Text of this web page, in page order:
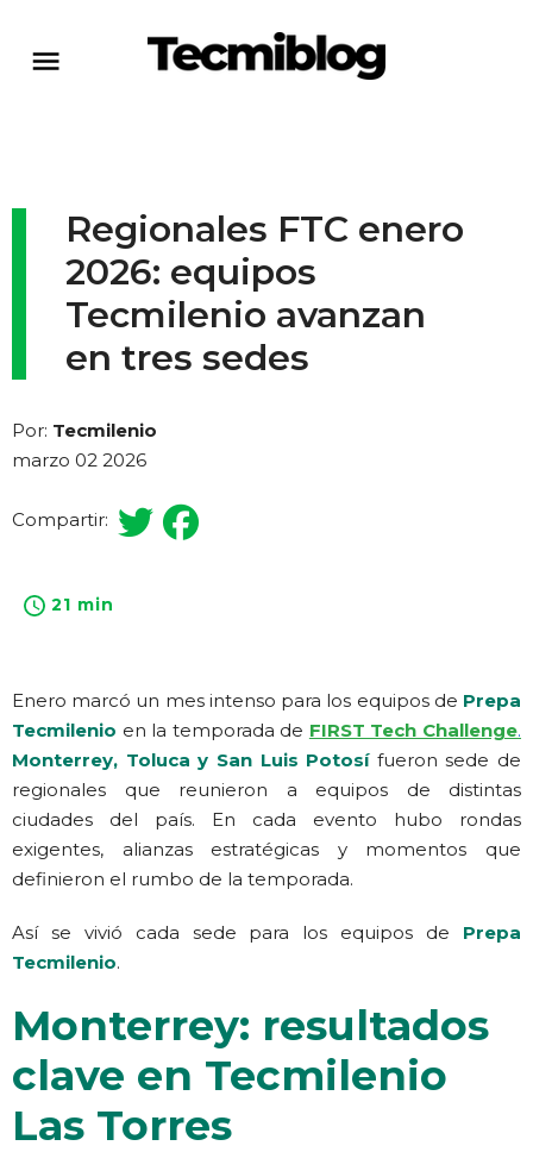
Regionales FTC enero
2026: equipos
Tecmilenio avanzan
en tres sedes
Por: Tecmilenio
marzo 02 2026
Compartir:
21 min
Enero marcó un mes intenso para los equipos de Prepa
Tecmilenio en la temporada de FIRST Tech Challenge.
Monterrey, Toluca y San Luis Potosífueron sede de
regionales que reunieron a equipos de distintas
ciudades del país. En cada evento hubo rondas
exigentes, alianzas estratégicas y momentos que
definieron el rumbo de la temporada.
Así se vivió cada sede para los equipos de Prepa
Tecmilenio.
Monterrey: resultados
clave en Tecmilenio
Las Torres